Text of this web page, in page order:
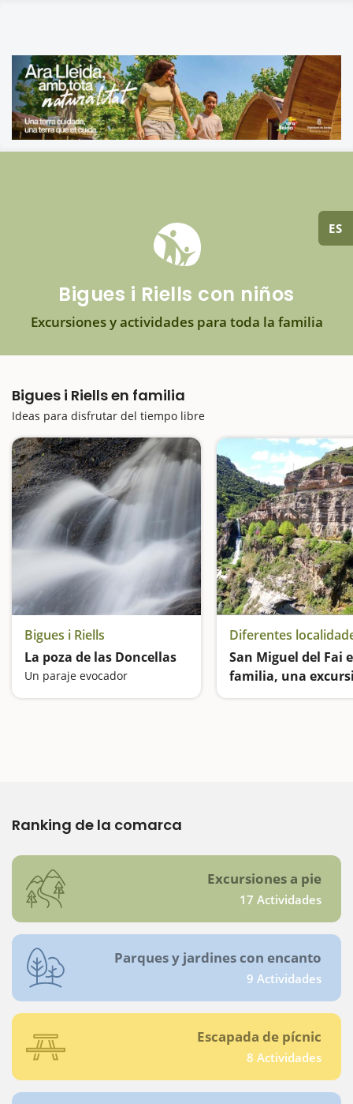
ES
Bigues i Riells con niños
Excursiones y actividades para toda la familia
Bigues i Riells en familia
Ideas para disfrutar del tiempo libre
Bigues i Riells
La poza de las Doncellas
Un paraje evocador
Diferentes
San Miguel del Fai
familia, una
fácil entre cascadas
Ranking de la comarca
Excursiones a pie
17 Actividades
Parques y jardines con encanto
9 Actividades
Escapada de pícnic
8 Actividades